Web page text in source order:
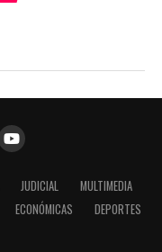
JUDICIAL
MULTIMEDIA
ECONÓMICAS
DEPORTES